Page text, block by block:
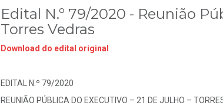
Edital N.º 79/2020 - Reunião
Torres Vedras
Download do edital original
EDITAL N.º 79/2020
REUNIÃO PÚBLICA DO EXECUTIVO – 21 DE JULHO –